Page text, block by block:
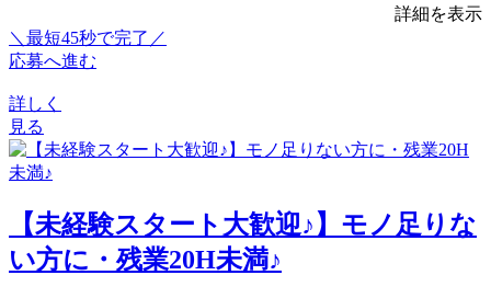
詳細を表示
＼最短45秒で完了／
応募へ進む
詳しく
見る
【未経験スタート大歓迎♪】モノ足りな
い方に・残業20H未満♪